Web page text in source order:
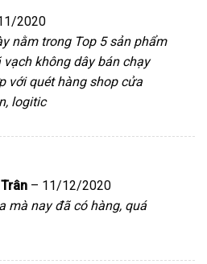
2020
nằm trong Top 5 sản phẩm
vạch không dây bán chạy
với quét hàng shop cửa
logitic
– 11/12/2020
mà nay đã có hàng, quá